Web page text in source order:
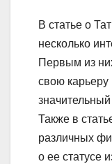
В статье о
несколько
Первым из
свою карьеру
Также в
различных
о ее статусе